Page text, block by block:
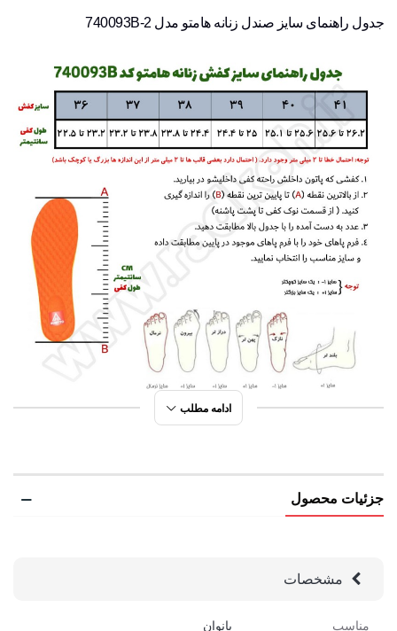
جدول راهنمای سایز صندل زنانه هامتو مدل 740093B-2
ادامه مطلب
جزئیات محصول
مشخصات
مناسب بانوان